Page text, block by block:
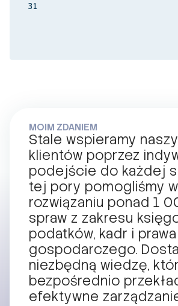
31
MOIM ZDANIEM
Stale wspieramy
klientów poprzez
podejście do każdej
tej pory pomogliśmy w
rozwiązaniu ponad 1
spraw z zakresu
podatków, kadr i prawa
gospodarczego.
niezbędną wiedzę,
bezpośrednio
efektywne